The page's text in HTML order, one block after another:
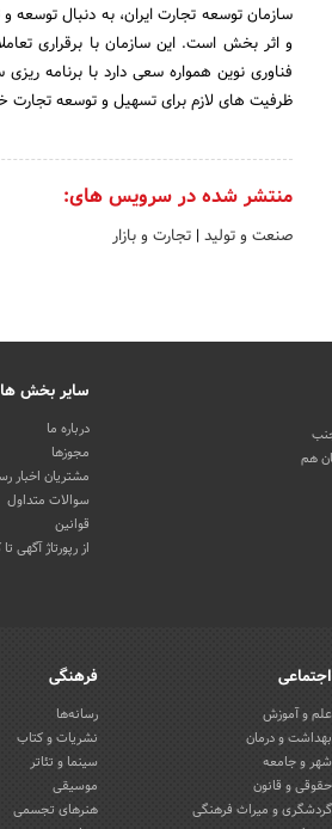
سازمان توسعه تجارت ایران، به دنبال
و اثر بخش است. این سازمان با برقراری
فناوری نوین همواره سعی دارد با برنامه
ظرفیت های لازم برای تسهیل و توسعه تجارت
منتشر شده در سرویس های:
صنعت و تولید | تجارت و بازار
هم
سایر بخش ها
درباره ما
مجوزها
مشتریان اخبار
سوالات متداول
قوانین
از رپورتاژ آگهی
اجتماعی
علم و آموزش
بهداشت و درمان
شهر و جامعه
حقوقی و قانون
گردشگری و میراث فرهنگی
فرهنگی
رسانه‌ها
نشریات و کتاب
سینما و تئاتر
موسیقی
هنرهای تجسمی